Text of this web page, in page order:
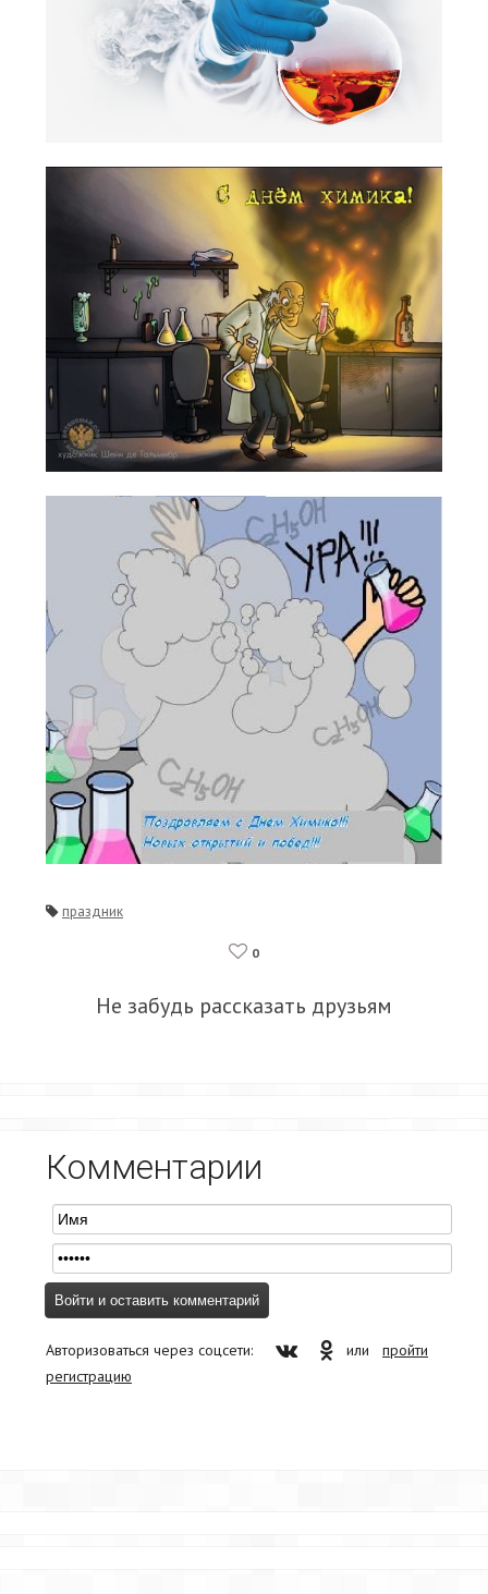
праздник
0
Не забудь рассказать друзьям
Комментарии
Авторизоваться через соцсети: или пройти
регистрацию